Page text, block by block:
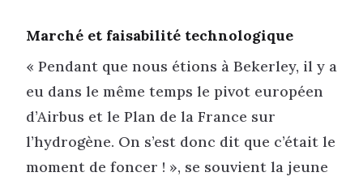
Marché et faisabilité technologique
« Pendant que nous étions à Bekerley, il y a
eu dans le même temps le pivot européen
d’Airbus et le Plan de la France sur
l’hydrogène. On s’est donc dit que c’était le
moment de foncer ! », se souvient la jeune